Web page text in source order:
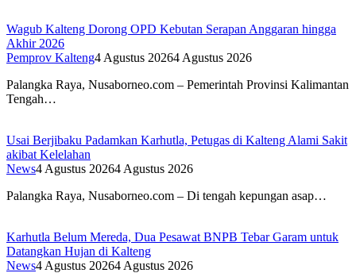
Wagub Kalteng Dorong OPD Kebutan Serapan Anggaran hingga
Akhir 2026
Pemprov Kalteng4 Agustus 20264 Agustus 2026
Palangka Raya, Nusaborneo.com – Pemerintah Provinsi Kalimantan
Tengah…
Usai Berjibaku Padamkan Karhutla, Petugas di Kalteng Alami Sakit
akibat Kelelahan
News4 Agustus 20264 Agustus 2026
Palangka Raya, Nusaborneo.com – Di tengah kepungan asap…
Karhutla Belum Mereda, Dua Pesawat BNPB Tebar Garam untuk
Datangkan Hujan di Kalteng
News4 Agustus 20264 Agustus 2026